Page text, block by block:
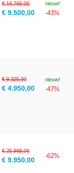
€ 16.765,00
€ 9.500,00
nieuw!
-43%
€ 9.325,00
€ 4.950,00
nieuw!
-47%
€ 25.999,00
€ 9.950,00
-62%